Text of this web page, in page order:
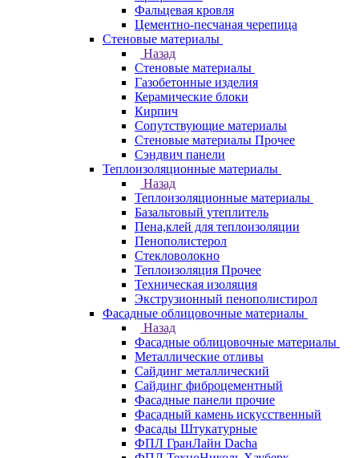
Фальцевая кровля
Цементно-песчаная черепица
Стеновые материалы
Назад
Стеновые материалы
Газобетонные изделия
Керамические блоки
Кирпич
Сопутствующие материалы
Стеновые материалы Прочее
Сэндвич панели
Теплоизоляционные материалы
Назад
Теплоизоляционные материалы
Базальтовый утеплитель
Пена,клей для теплоизоляции
Пенополистерол
Стекловолокно
Теплоизоляция Прочее
Техническая изоляция
Экструзионный пенополистирол
Фасадные облицовочные материалы
Назад
Фасадные облицовочные материалы
Металлические отливы
Сайдинг металлический
Сайдинг фиброцементный
Фасадные панели прочие
Фасадный камень искусственный
Фасады Штукатурные
ФПЛ ГранЛайн Dacha